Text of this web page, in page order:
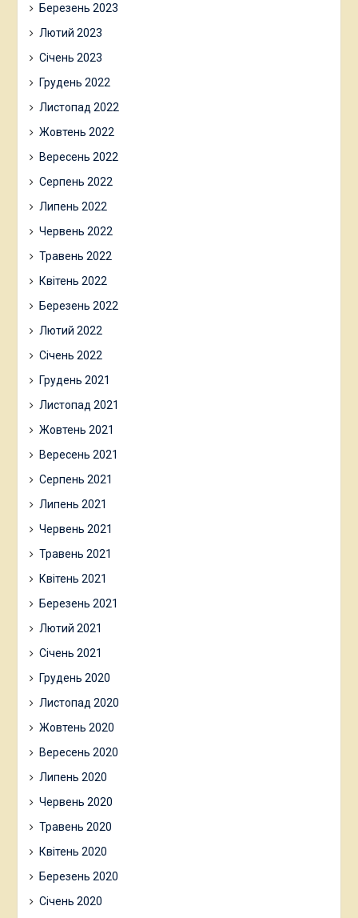
Березень 2023
Лютий 2023
Січень 2023
Грудень 2022
Листопад 2022
Жовтень 2022
Вересень 2022
Серпень 2022
Липень 2022
Червень 2022
Травень 2022
Квітень 2022
Березень 2022
Лютий 2022
Січень 2022
Грудень 2021
Листопад 2021
Жовтень 2021
Вересень 2021
Серпень 2021
Липень 2021
Червень 2021
Травень 2021
Квітень 2021
Березень 2021
Лютий 2021
Січень 2021
Грудень 2020
Листопад 2020
Жовтень 2020
Вересень 2020
Липень 2020
Червень 2020
Травень 2020
Квітень 2020
Березень 2020
Січень 2020